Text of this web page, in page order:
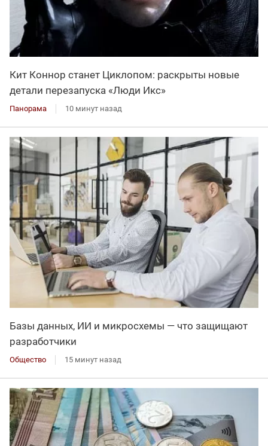
Кит Коннор станет Циклопом: раскрыты новые
детали перезапуска «Люди Икс»
Панорама 10 минут назад
Базы данных, ИИ и микросхемы — что защищают
разработчики
Общество 15 минут назад